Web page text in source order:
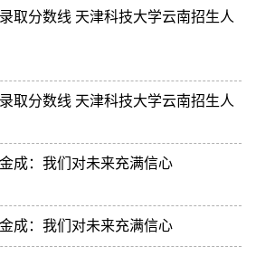
取分数线 天津科技大学云南招生人
取分数线 天津科技大学云南招生人
成：我们对未来充满信心
成：我们对未来充满信心